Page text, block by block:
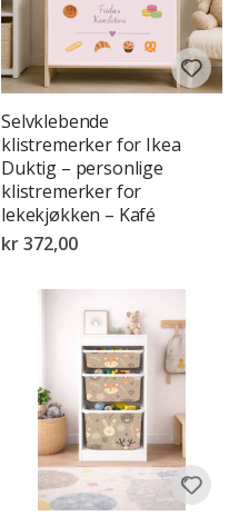
Selvklebende
klistremerker for Ikea
Duktig – personlige
klistremerker for
lekekjøkken – Kafé
kr 372,00